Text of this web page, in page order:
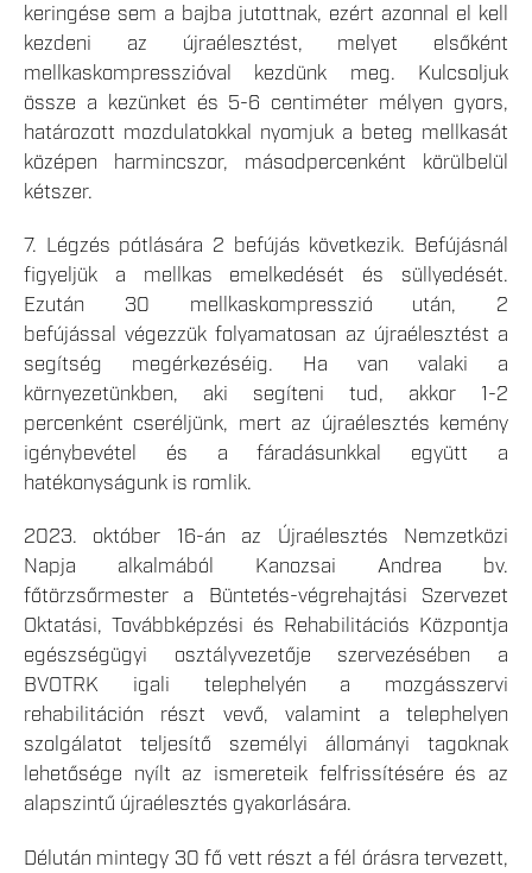
keringése sem a bajba jutottnak, ezért azonnal el kell
kezdeni az újraélesztést, melyet elsőként
mellkaskompresszióval kezdünk meg. Kulcsoljuk
össze a kezünket és 5-6 centiméter mélyen gyors,
határozott mozdulatokkal nyomjuk a beteg mellkasát
középen harmincszor, másodpercenként körülbelül
kétszer.
7. Légzés pótlására 2 befújás következik. Befújásnál
figyeljük a mellkas emelkedését és süllyedését.
Ezután 30 mellkaskompresszió után, 2
befújással végezzük folyamatosan az újraélesztést a
segítség megérkezéséig. Ha van valaki a
környezetünkben, aki segíteni tud, akkor 1-2
percenként cseréljünk, mert az újraélesztés kemény
igénybevétel és a fáradásunkkal együtt a
hatékonyságunk is romlik.
2023. október 16-án az Újraélesztés Nemzetközi
Napja alkalmából Kanozsai Andrea bv.
főtörzsőrmester a Büntetés-végrehajtási Szervezet
Oktatási, Továbbképzési és Rehabilitációs Központja
egészségügyi osztályvezetője szervezésében a
BVOTRK igali telephelyén a mozgásszervi
rehabilitáción részt vevő, valamint a telephelyen
szolgálatot teljesítő személyi állományi tagoknak
lehetősége nyílt az ismereteik felfrissítésére és az
alapszintű újraélesztés gyakorlására.
Délután mintegy 30 fő vett részt a fél órásra tervezett,